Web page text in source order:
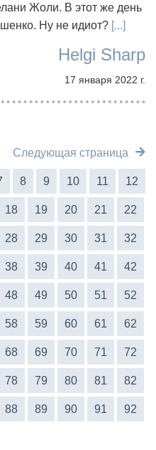
Жоли. В этот же день
Ну не идиот? [...]
Helgi Sharp
17 января 2022 г.
Следующая страница
8 9 10 11 12
18 19 20 21 22
28 29 30 31 32
38 39 40 41 42
48 49 50 51 52
58 59 60 61 62
68 69 70 71 72
78 79 80 81 82
88 89 90 91 92